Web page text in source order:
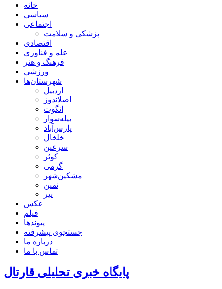
خانه
سیاسی
اجتماعی
پزشکی و سلامت
اقتصادی
علم و فناوری
فرهنگ و هنر
ورزشی
شهرستان‌ها
اردبیل
اصلاندوز
انگوت
بیله‌سوار
پارس‌آباد
خلخال
سرعین
کوثر
گرمی
مشکین‌شهر
نمین
نیر
عکس
فیلم
پیوندها
جستجوی پیشرفته
درباره ما
تماس با ما
پایگاه خبری تحلیلی قارتال